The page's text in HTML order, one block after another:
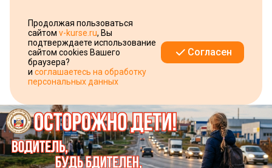
Продолжая пользоваться
сайтом v-kurse.ru, Вы
подтверждаете использование
сайтом cookies Вашего
браузера?
и соглашаетесь на обработку
персональных данных
Согласен